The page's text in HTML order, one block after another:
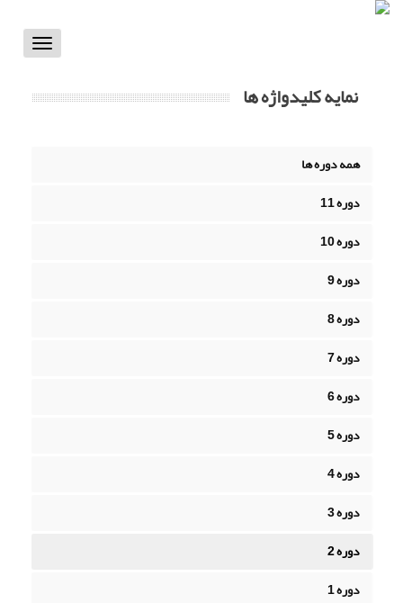
Toggle
نمایه کلیدواژه ها
همه دوره ها
دوره 11
دوره 10
دوره 9
دوره 8
دوره 7
دوره 6
دوره 5
دوره 4
دوره 3
دوره 2
دوره 1